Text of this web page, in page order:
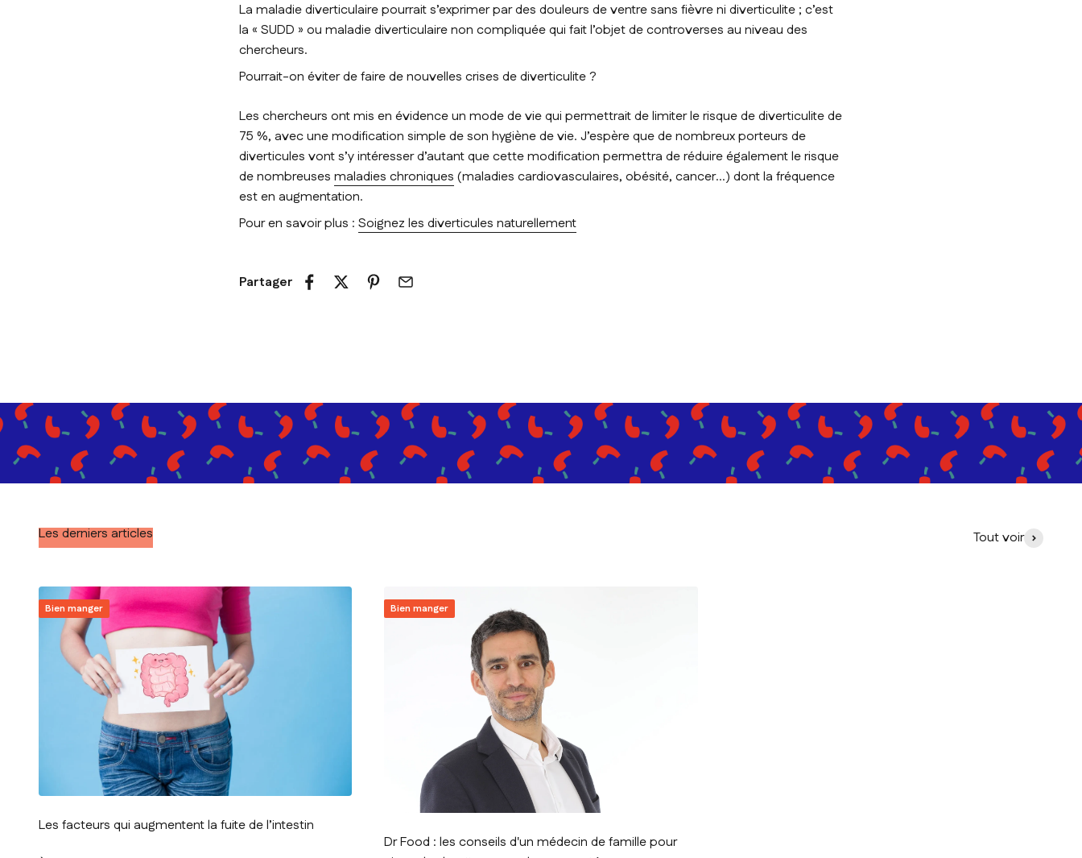
La maladie diverticulaire pourrait s’exprimer par des douleurs de ventre sans fièvre ni diverticulite ; c’est
la « SUDD » ou maladie diverticulaire non compliquée qui fait l’objet de controverses au niveau des
chercheurs.
Pourrait-on éviter de faire de nouvelles crises de diverticulite ?
Les chercheurs ont mis en évidence un mode de vie qui permettrait de limiter le risque de diverticulite de
75 %, avec une modification simple de son hygiène de vie. J’espère que de nombreux porteurs de
diverticules vont s’y intéresser d’autant que cette modification permettra de réduire également le risque
de nombreuses maladies chroniques (maladies cardiovasculaires, obésité, cancer…) dont la fréquence
est en augmentation.
Pour en savoir plus : Soignez les diverticules naturellement
Partager
Les derniers articles Tout voir
Bien manger
Les facteurs qui augmentent la fuite de l’intestin
Bien manger
Dr Food : les conseils d'un médecin de famille pour